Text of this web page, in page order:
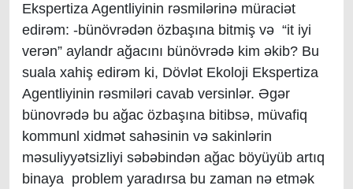
Ekspertiza Agentliyinin rəsmilərinə müraciət
edirəm: -bünövrədən özbaşına bitmiş və “it iyi
verən” aylandr ağacını bünövrədə kim əkib? Bu
suala xahiş edirəm ki, Dövlət Ekoloji Ekspertiza
Agentliyinin rəsmiləri cavab versinlər. Əgər
bünovrədə bu ağac özbaşına bitibsə, müvafiq
kommunl xidmət sahəsinin və sakinlərin
məsuliyyətsizliyi səbəbindən ağac böyüyüb artıq
binaya problem yaradırsa bu zaman nə etmək